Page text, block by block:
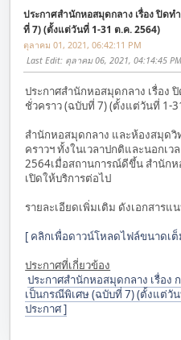
ประกาศสำนักหอสมุดกลาง เรื่อง ปิด
ที่ 7) (ตั้งแต่วันที่ 1-31 ต.ค. 2564)
ตุลาคม 01, 2021, 06:42:11 PM
Last Edit: ตุลาคม 06, 2021, 04:14:45
ประกาศสำนักหอสมุดกลาง เรื่อง
ชั่วคราว (ฉบับที่ 7) (ตั้งแต่วันที่ 1-
สำนักหอสมุดกลาง และห้องสมุดวิ
คราวฯ ทั้งในเวลาปกติและนอกเ
2564เมื่อสถานการณ์ดีขึ้น สำนัก
เปิดให้บริการต่อไป
รายละเอียดเพิ่มเติม ดังเอกสารแ
[ คลิกเพื่อดาวน์โหลดไฟล์ขนาดเ
ประกาศที่เกี่ยวข้อง
ประกาศสำนักหอสมุดกลาง เรื่อง
เป็นกรณีพิเศษ (ฉบับที่ 7) (ตั้งแต่วั
ประกาศ ]